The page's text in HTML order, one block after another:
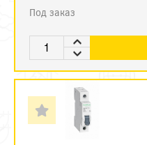
Под заказ